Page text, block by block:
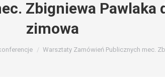
Zbigniewa Pawlaka
zimowa
Warsztaty Zamówień Publicznych mec.